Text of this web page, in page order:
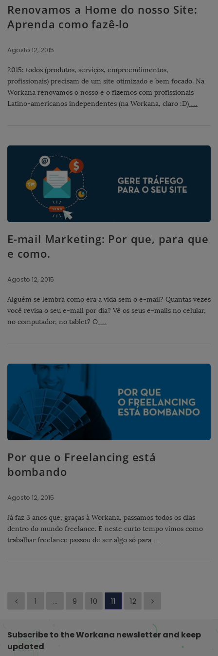
Renovamos a Home do nosso Site:
Aprenda como fazê-lo
Agosto 12, 2015
2015: todos (produtos, serviços, empreendimentos,
profissionais) precisam de um site otimizado e bem focado. Na
Workana renovamos o nosso e o fizemos com profissionais
Latino-americanos independentes (na Workana, claro :D) …
E-mail Marketing: Por que, para que
e como.
Agosto 12, 2015
Alguém se lembra como era a vida sem o e-mail? Quantas vezes
você revisa o seu e-mail por dia? Vê os seus e-mails no celular,
no computador, no tablet? O …
Por que o Freelancing está
bombando
Agosto 12, 2015
Já faz 3 anos que, graças à Workana, passamos todos os dias
dentro do mundo freelance. E neste curto tempo vimos como
trabalhar freelance passou de ser algo só para …
i
n
1 … 9 10 11 12
Subscribe to the Workana newsletter and keep
updated